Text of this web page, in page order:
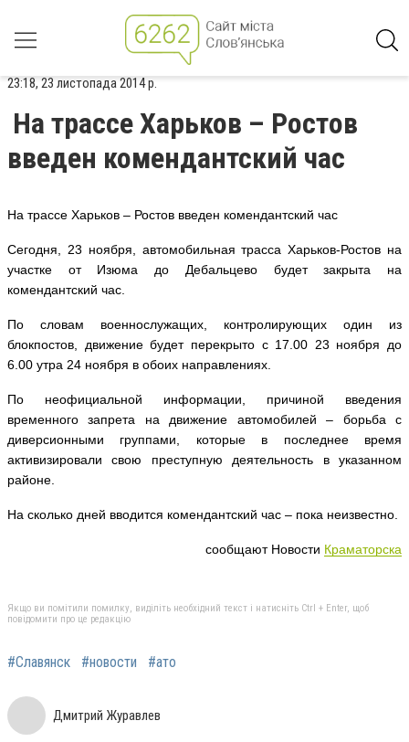
23:18, 23 листопада 2014 р.
На трассе Харьков – Ростов
введен комендантский час
На трассе Харьков – Ростов введен комендантский час
Сегодня, 23 ноября, автомобильная трасса Харьков-Ростов на
участке от Изюма до Дебальцево будет закрыта на
комендантский час.
По словам военнослужащих, контролирующих один из
блокпостов, движение будет перекрыто с 17.00 23 ноября до
6.00 утра 24 ноября в обоих направлениях.
По неофициальной информации, причиной введения
временного запрета на движение автомобилей – борьба с
диверсионными группами, которые в последнее время
активизировали свою преступную деятельность в указанном
районе.
На сколько дней вводится комендантский час – пока неизвестно.
сообщают Новости Краматорска
Якщо ви помітили помилку, виділіть необхідний текст і натисніть Ctrl + Enter, щоб
повідомити про це редакцію
#Славянск #новости #ато
Дмитрий Журавлев